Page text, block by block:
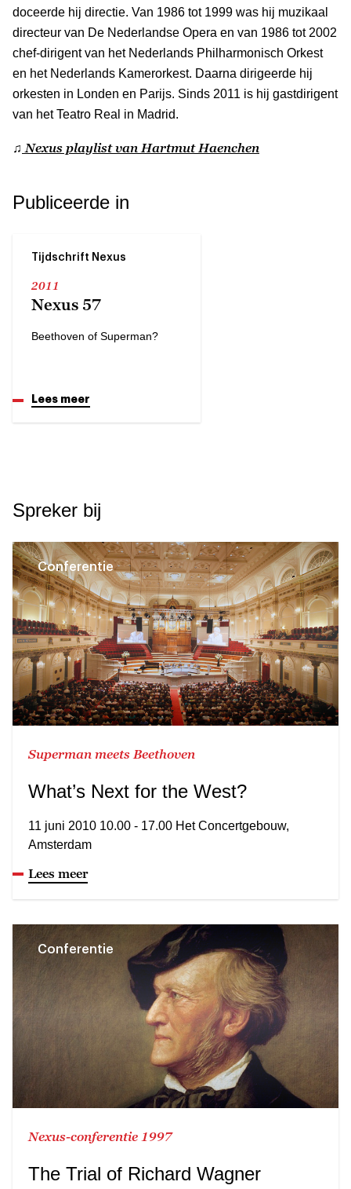
doceerde hij directie. Van 1986 tot 1999 was hij muzikaal
directeur van De Nederlandse Opera en van 1986 tot 2002
chef-dirigent van het Nederlands Philharmonisch Orkest
en het Nederlands Kamerorkest. Daarna dirigeerde hij
orkesten in Londen en Parijs. Sinds 2011 is hij gastdirigent
van het Teatro Real in Madrid.
♫ Nexus playlist van Hartmut Haenchen
Publiceerde in
Tijdschrift Nexus
2011
Nexus 57
Beethoven of Superman?
Lees meer
Spreker bij
Conferentie
Superman meets Beethoven
What’s Next for the West?
11 juni 2010 10.00 - 17.00 Het Concertgebouw,
Amsterdam
Lees meer
Conferentie
Nexus-conferentie 1997
The Trial of Richard Wagner